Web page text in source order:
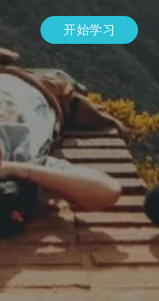
开始学习